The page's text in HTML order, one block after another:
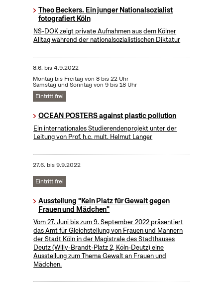
Theo Beckers. Ein junger Nationalsozialist
fotografiert Köln
NS-DOK zeigt private Aufnahmen aus dem Kölner
Alltag während der nationalsozialistischen Diktatur
8.6. bis4.9.2022
Montag bis Freitag von 8 bis 22 Uhr
Samstag und Sonntag von 9 bis 18 Uhr
Eintritt frei
OCEAN POSTERS against plastic pollution
Ein internationales Studierendenprojekt unter der
Leitung von Prof. h.c. mult. Helmut Langer
27.6. bis9.9.2022
Eintritt frei
Ausstellung "Kein Platz für Gewalt gegen
Frauen und Mädchen"
Vom 27. Juni bis zum 9. September 2022 präsentiert
das Amt für Gleichstellung von Frauen und Männern
der Stadt Köln in der Magistrale des Stadthauses
Deutz (Willy-Brandt-Platz 2, Köln-Deutz) eine
Ausstellung zum Thema Gewalt an Frauen und
Mädchen.